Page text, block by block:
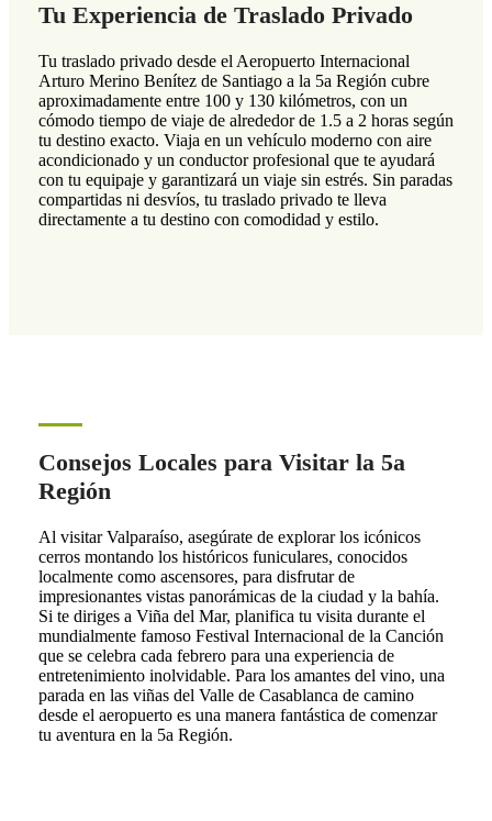
Tu Experiencia de Traslado Privado
Tu traslado privado desde el Aeropuerto Internacional
Arturo Merino Benítez de Santiago a la 5a Región cubre
aproximadamente entre 100 y 130 kilómetros, con un
cómodo tiempo de viaje de alrededor de 1.5 a 2 horas según
tu destino exacto. Viaja en un vehículo moderno con aire
acondicionado y un conductor profesional que te ayudará
con tu equipaje y garantizará un viaje sin estrés. Sin paradas
compartidas ni desvíos, tu traslado privado te lleva
directamente a tu destino con comodidad y estilo.
Consejos Locales para Visitar la 5a
Región
Al visitar Valparaíso, asegúrate de explorar los icónicos
cerros montando los históricos funiculares, conocidos
localmente como ascensores, para disfrutar de
impresionantes vistas panorámicas de la ciudad y la bahía.
Si te diriges a Viña del Mar, planifica tu visita durante el
mundialmente famoso Festival Internacional de la Canción
que se celebra cada febrero para una experiencia de
entretenimiento inolvidable. Para los amantes del vino, una
parada en las viñas del Valle de Casablanca de camino
desde el aeropuerto es una manera fantástica de comenzar
tu aventura en la 5a Región.